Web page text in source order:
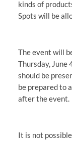
kinds of
Spots will be
The event will
Thursday, June
should be
be prepared to
after the event.
It is not